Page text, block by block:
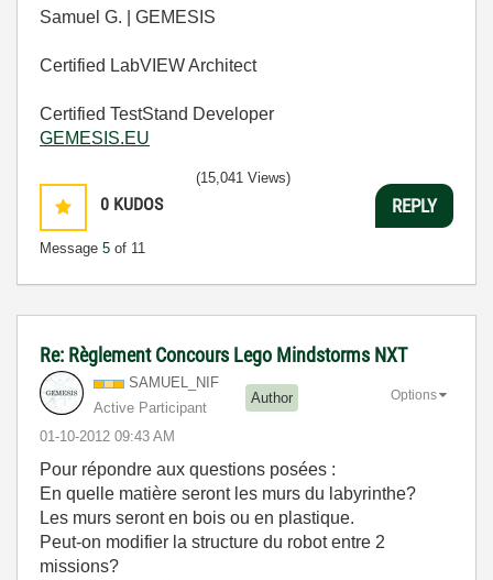
Samuel G. | GEMESIS
Certified LabVIEW Architect
Certified TestStand Developer
GEMESIS.EU
0 KUDOS
Message 5 of 11
(15,041 Views)
REPLY
Re: Règlement Concours Lego Mindstorms NXT
SAMUEL_NIF
Active Participant
Author
‎01-10-2012 09:43 AM
Options
Pour répondre aux questions posées :
En quelle matière seront les murs du labyrinthe?
Les murs seront en bois ou en plastique.
Peut-on modifier la structure du robot entre 2
missions?